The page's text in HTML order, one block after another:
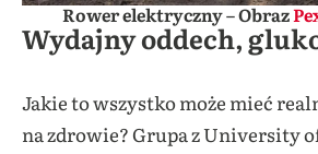
Rower elektryczny – Obraz
Wydajny oddech,
Jakie to wszystko może mieć
na zdrowie? Grupa z University